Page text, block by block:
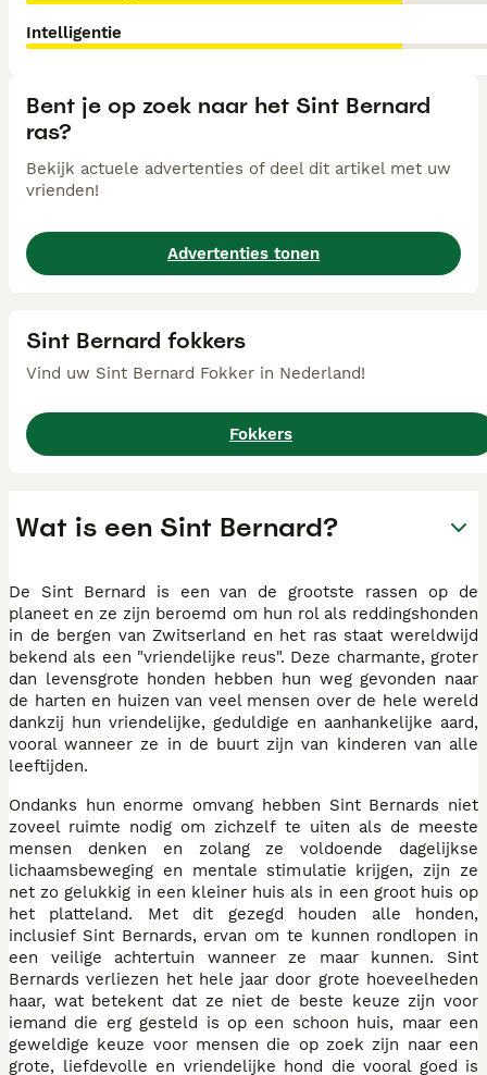
Intelligentie
Bent je op zoek naar het Sint Bernard
ras?
Bekijk actuele advertenties of deel dit artikel met uw
vrienden!
Advertenties tonen
Sint Bernard fokkers
Vind uw Sint Bernard Fokker in Nederland!
Fokkers
Wat is een Sint Bernard?
De Sint Bernard is een van de grootste rassen op de
planeet en ze zijn beroemd om hun rol als reddingshonden
in de bergen van Zwitserland en het ras staat wereldwijd
bekend als een "vriendelijke reus". Deze charmante, groter
dan levensgrote honden hebben hun weg gevonden naar
de harten en huizen van veel mensen over de hele wereld
dankzij hun vriendelijke, geduldige en aanhankelijke aard,
vooral wanneer ze in de buurt zijn van kinderen van alle
leeftijden.
Ondanks hun enorme omvang hebben Sint Bernards niet
zoveel ruimte nodig om zichzelf te uiten als de meeste
mensen denken en zolang ze voldoende dagelijkse
lichaamsbeweging en mentale stimulatie krijgen, zijn ze
net zo gelukkig in een kleiner huis als in een groot huis op
het platteland. Met dit gezegd houden alle honden,
inclusief Sint Bernards, ervan om te kunnen rondlopen in
een veilige achtertuin wanneer ze maar kunnen. Sint
Bernards verliezen het hele jaar door grote hoeveelheden
haar, wat betekent dat ze niet de beste keuze zijn voor
iemand die erg gesteld is op een schoon huis, maar een
geweldige keuze voor mensen die op zoek zijn naar een
grote, liefdevolle en vriendelijke hond die vooral goed is